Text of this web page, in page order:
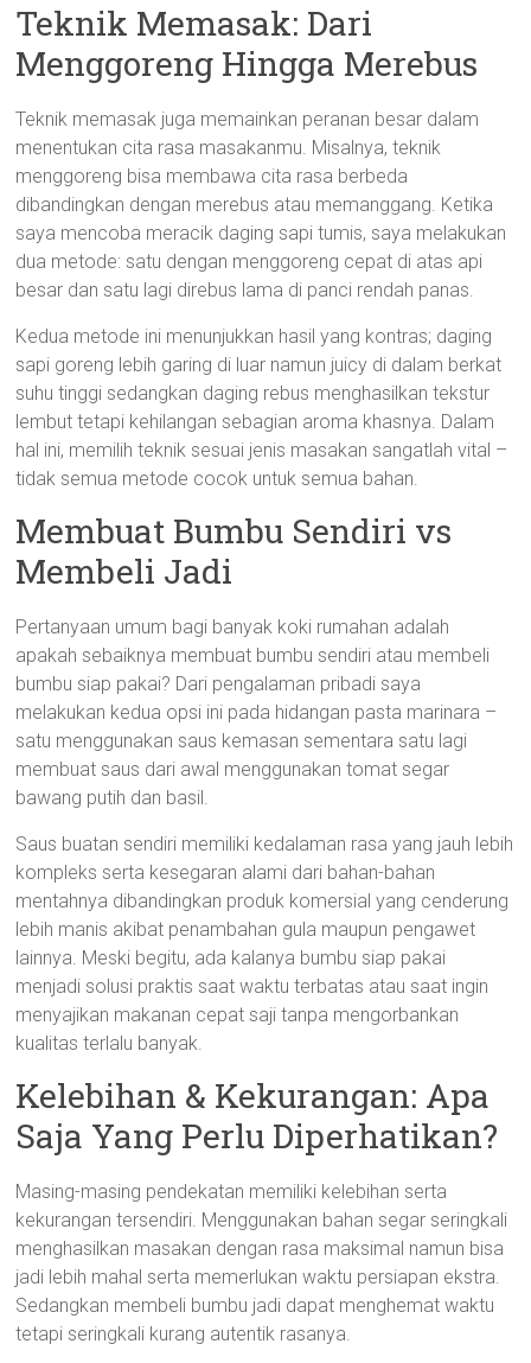
Teknik Memasak: Dari
Menggoreng Hingga Merebus
Teknik memasak juga memainkan peranan besar dalam
menentukan cita rasa masakanmu. Misalnya, teknik
menggoreng bisa membawa cita rasa berbeda
dibandingkan dengan merebus atau memanggang. Ketika
saya mencoba meracik daging sapi tumis, saya melakukan
dua metode: satu dengan menggoreng cepat di atas api
besar dan satu lagi direbus lama di panci rendah panas.
Kedua metode ini menunjukkan hasil yang kontras; daging
sapi goreng lebih garing di luar namun juicy di dalam berkat
suhu tinggi sedangkan daging rebus menghasilkan tekstur
lembut tetapi kehilangan sebagian aroma khasnya. Dalam
hal ini, memilih teknik sesuai jenis masakan sangatlah vital –
tidak semua metode cocok untuk semua bahan.
Membuat Bumbu Sendiri vs
Membeli Jadi
Pertanyaan umum bagi banyak koki rumahan adalah
apakah sebaiknya membuat bumbu sendiri atau membeli
bumbu siap pakai? Dari pengalaman pribadi saya
melakukan kedua opsi ini pada hidangan pasta marinara –
satu menggunakan saus kemasan sementara satu lagi
membuat saus dari awal menggunakan tomat segar
bawang putih dan basil.
Saus buatan sendiri memiliki kedalaman rasa yang jauh lebih
kompleks serta kesegaran alami dari bahan-bahan
mentahnya dibandingkan produk komersial yang cenderung
lebih manis akibat penambahan gula maupun pengawet
lainnya. Meski begitu, ada kalanya bumbu siap pakai
menjadi solusi praktis saat waktu terbatas atau saat ingin
menyajikan makanan cepat saji tanpa mengorbankan
kualitas terlalu banyak.
Kelebihan & Kekurangan: Apa
Saja Yang Perlu Diperhatikan?
Masing-masing pendekatan memiliki kelebihan serta
kekurangan tersendiri. Menggunakan bahan segar seringkali
menghasilkan masakan dengan rasa maksimal namun bisa
jadi lebih mahal serta memerlukan waktu persiapan ekstra.
Sedangkan membeli bumbu jadi dapat menghemat waktu
tetapi seringkali kurang autentik rasanya.